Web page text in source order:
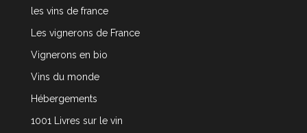
les vins de france
Les vignerons de France
Vignerons en bio
Vins du monde
Hébergements
1001 Livres sur le vin